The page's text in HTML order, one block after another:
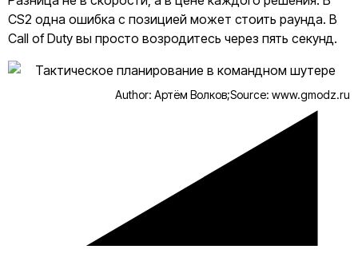
CS2 одна ошибка с позицией может стоить раунда. В
Call of Duty вы просто возродитесь через пять секунд.
Author: Артём Волков;Source: www.gmodz.ru